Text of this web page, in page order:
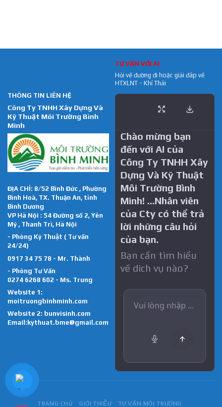
THÔNG TIN LIÊN HỆ
Công Ty TNHH Xây Dựng Và
Kỹ Thuật Môi Trường Bình
Minh
ĐỊA CHỈ: 8/52 Bình Đức , Phường
Bình Hoà, TX. Thuận An, tỉnh
Bình Dương
VP Hà Nội : 54 Đường số 2, Yên
Mỹ , Thanh Trì, Hà Nội
- Phòng Kỹ Thuật ( Tư vấn
24/24)
0917 34 75 78 - Mr. Thành
- Phòng Tư Vấn
0274 6268 602 - Ms. Trung
Website 1:
moitruongbinhminh.com
Website 2: bunvisinh.com
Email:kythuat.bme@gmail.com
TƯ VẤN VỚI AI
Hỏi về đường đi hoặc giải đáp về
HTXLNT - Khí Thải
Chào mừng bạn
đến với AI của
Công Ty TNHH Xây
Dựng Và Kỹ Thuật
Môi Trường Bình
Minh! …Nhân viên
của Cty có thể trả
lời những câu hỏi
của bạn.
Bạn cần tìm hiểu
về dich vụ nào?
TRANG CHỦ GIỚI THIỆU TƯ VẤN MÔI TRƯỜNG